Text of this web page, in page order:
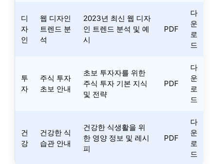
디
자
인
웹 디자인
트렌드 분
석
2023년 최신 웹 디자
인 트렌드 분석 및 예
시
PDF
다
운
로
드
투
자
주식 투자
초보 안내
초보 투자자를 위한
주식 투자 기본 지식
및 전략
PDF
다
운
로
드
건
강
건강한 식
습관 안내
건강한 식생활을 위
한 영양 정보 및 레시
피
PDF
다
운
로
드